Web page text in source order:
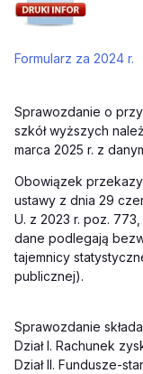
Formularz za 2024 r.
Sprawozdanie o
szkół wyższych
marca 2025 r. z
Obowiązek
ustawy z dnia 29
U. z 2023 r. poz.
dane podlegają
tajemnicy
publicznej).
Sprawozdanie
Dział I. Rachunek
Dział II. Fundusze-